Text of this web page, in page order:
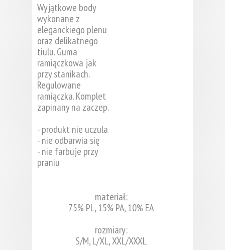
Wyjątkowe body
wykonane z
eleganckiego plenu
oraz delikatnego
tiulu. Guma
ramiączkowa jak
przy stanikach.
Regulowane
ramiączka. Komplet
zapinany na zaczep.
- produkt nie uczula
- nie odbarwia się
- nie farbuje przy
praniu
materiał:
75% PL, 15% PA, 10% EA
rozmiary:
S/M, L/XL, XXL/XXXL